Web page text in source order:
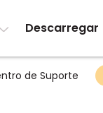
Descarregar
de Suporte